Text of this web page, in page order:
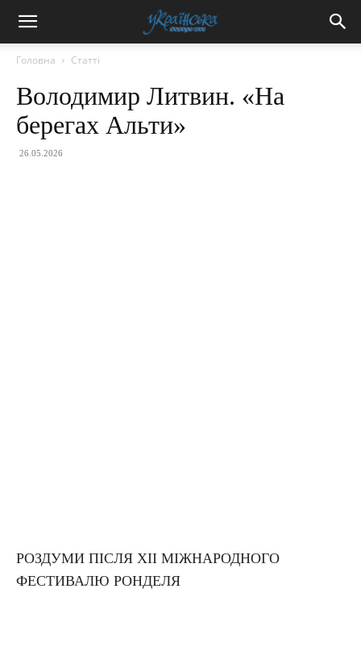
Головна Статті
Володимир Литвин. «На
берегах Альти»
26.05.2026
РОЗДУМИ ПІСЛЯ ХІІ МІЖНАРОДНОГО
ФЕСТИВАЛЮ РОНДЕЛЯ